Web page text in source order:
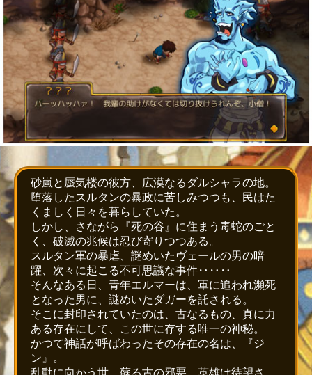
砂嵐と蜃気楼の彼方、広漠なるダルシャラの地。
堕落したスルタンの暴政に苦しみつつも、民はた
くましく日々を暮らしていた。
しかし、さながら『死の谷』に住まう毒蛇のごと
く、破滅の兆候は忍び寄りつつある。
スルタン軍の暴虐、謎めいたヴェールの男の暗
躍、次々に起こる不可思議な事件‥‥‥
そんなある日、青年エルマーは、軍に追われ瀕死
となった男に、謎めいたダガーを託される。
そこに封印されていたのは、古なるもの、真に力
ある存在にして、この世に存する唯一の神秘。
かつて神話が呼ばわったその存在の名は、『ジ
ン』。